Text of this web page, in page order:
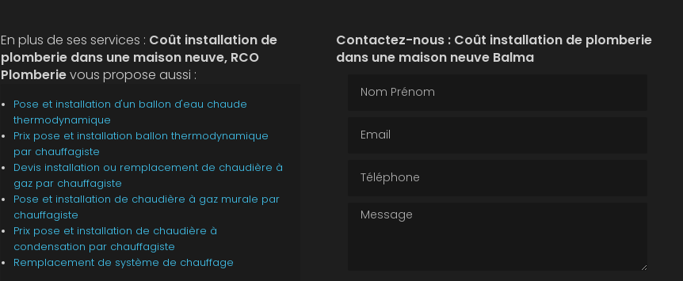
En plus de ses services : Coût installation de
plomberie dans une maison neuve, RCO
Plomberievous propose aussi :
Pose et installation d'un ballon d'eau chaude
thermodynamique
Prix pose et installation ballon thermodynamique
par chauffagiste
Devis installation ou remplacement de chaudière à
gaz par chauffagiste
Pose et installation de chaudière à gaz murale par
chauffagiste
Prix pose et installation de chaudière à
condensation par chauffagiste
Remplacement de système de chauffage
Contactez-nous : Coût installation de plomberie
dans une maison neuve Balma
Message